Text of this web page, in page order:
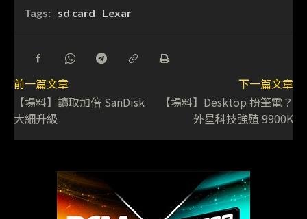
Tags: sd card Lexar
前一篇文章
【場料】讀取加倍 SanDisk
大細升級
下一篇文章
【場料】Desktop 扮筆電？
外星科技強殖 9900K